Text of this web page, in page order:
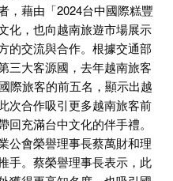
，藉由「2024台中國際糕豐
化，也向越南旅遊市場展示
的交流與合作。根據交通部
三大客源國，去年越南旅客
際旅客的前五名，顯示出越
次合作吸引更多越南旅客前
充滿台中文化的伴手禮。
公會榮譽理事長蔡萬財和理
手。蔡榮譽理事長表示，此